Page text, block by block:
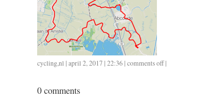
cycling,nl | april 2, 2017 | 22:36 | comments offon
|
0 comments